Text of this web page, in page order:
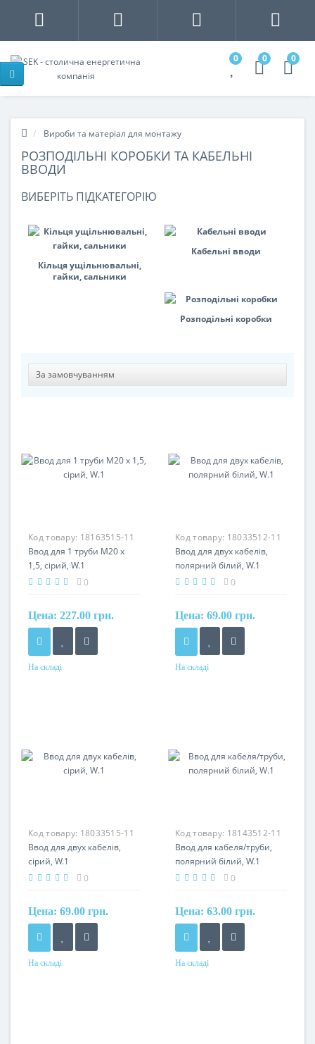
0 0 0
Вироби та матеріал для монтажу
РОЗПОДІЛЬНІ КОРОБКИ ТА КАБЕЛЬНІ
ВВОДИ
ВИБЕРІТЬ ПІДКАТЕГОРІЮ
Кільця ущільнювальні,
гайки, сальники
Кабельні вводи
Розподільні коробки
Код товару: 18163515-11
Ввод для 1 труби M20 x
1,5, сірий, W.1
0
Цена: 227.00 грн.
На складі
Код товару: 18033512-11
Ввод для двух кабелів,
полярний білий, W.1
0
Цена: 69.00 грн.
На складі
Код товару: 18033515-11
Ввод для двух кабелів,
сірий, W.1
0
Цена: 69.00 грн.
На складі
Код товару: 18143512-11
Ввод для кабеля/труби,
полярний білий, W.1
0
Цена: 63.00 грн.
На складі